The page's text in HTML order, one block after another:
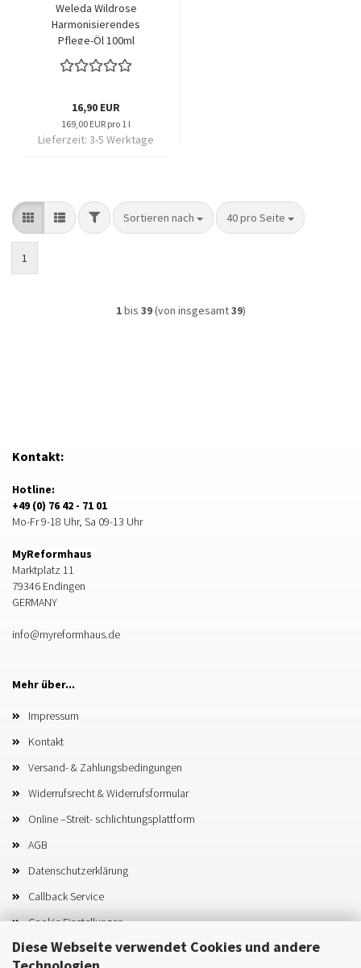
Diese Webseite verwendet Cookies und andere
Weleda Wildrose
Harmonisierendes
Pflege-Öl 100ml
16,90 EUR
169,00 EUR pro 1 l
Lieferzeit: 3-5 Werktage
FILTERSortieren nach
Sortieren nach 40 pro Seite
pro Seite
1
1bis 39(von insgesamt39)
Kontakt:
Hotline:
+49 (0) 76 42 - 71 01
Mo-Fr 9-18 Uhr, Sa 09-13 Uhr
MyReformhaus
Marktplatz 11
79346 Endingen
GERMANY
info@myreformhaus.de
Mehr über...
Impressum
Kontakt
Versand- & Zahlungsbedingungen
Widerrufsrecht & Widerrufsformular
Online –Streit- schlichtungsplattform
AGB
Datenschutzerklärung
Callback Service
Cookie Einstellungen